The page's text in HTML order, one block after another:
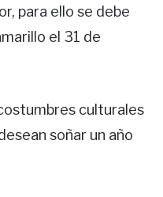
para ello se debe
el 31 de
culturales
soñar un año